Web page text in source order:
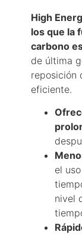
High
los que la
carbono
de última
reposición
eficiente.
el
nivel